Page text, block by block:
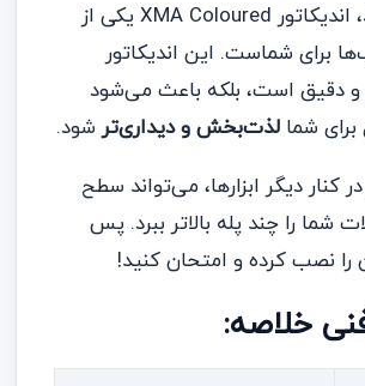
، اندیکاتور XMA Coloured یکی از
برای شماست. این اندیکاتور
و دقیق است، بلکه باعث می‌شود
برای شمالذت‌بخش و دیداری‌ترشود.
کنار دیگر ابزارها، می‌تواند سطح
شما را چند پله بالاتر ببرد. پس
را نصب کرده و امتحان کنید!
خلاصه: